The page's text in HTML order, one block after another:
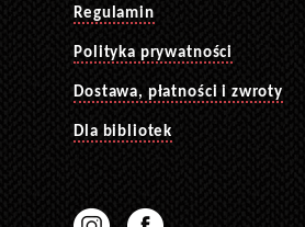
Regulamin
Polityka prywatności
Dostawa, płatności i zwroty
Dla bibliotek